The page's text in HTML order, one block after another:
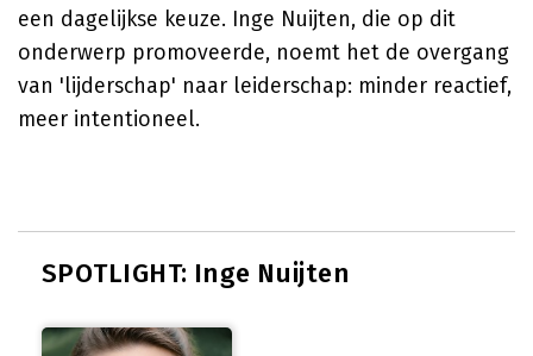
een dagelijkse keuze. Inge Nuijten, die op dit
onderwerp promoveerde, noemt het de overgang
van 'lijderschap' naar leiderschap: minder reactief,
meer intentioneel.
SPOTLIGHT: Inge Nuijten